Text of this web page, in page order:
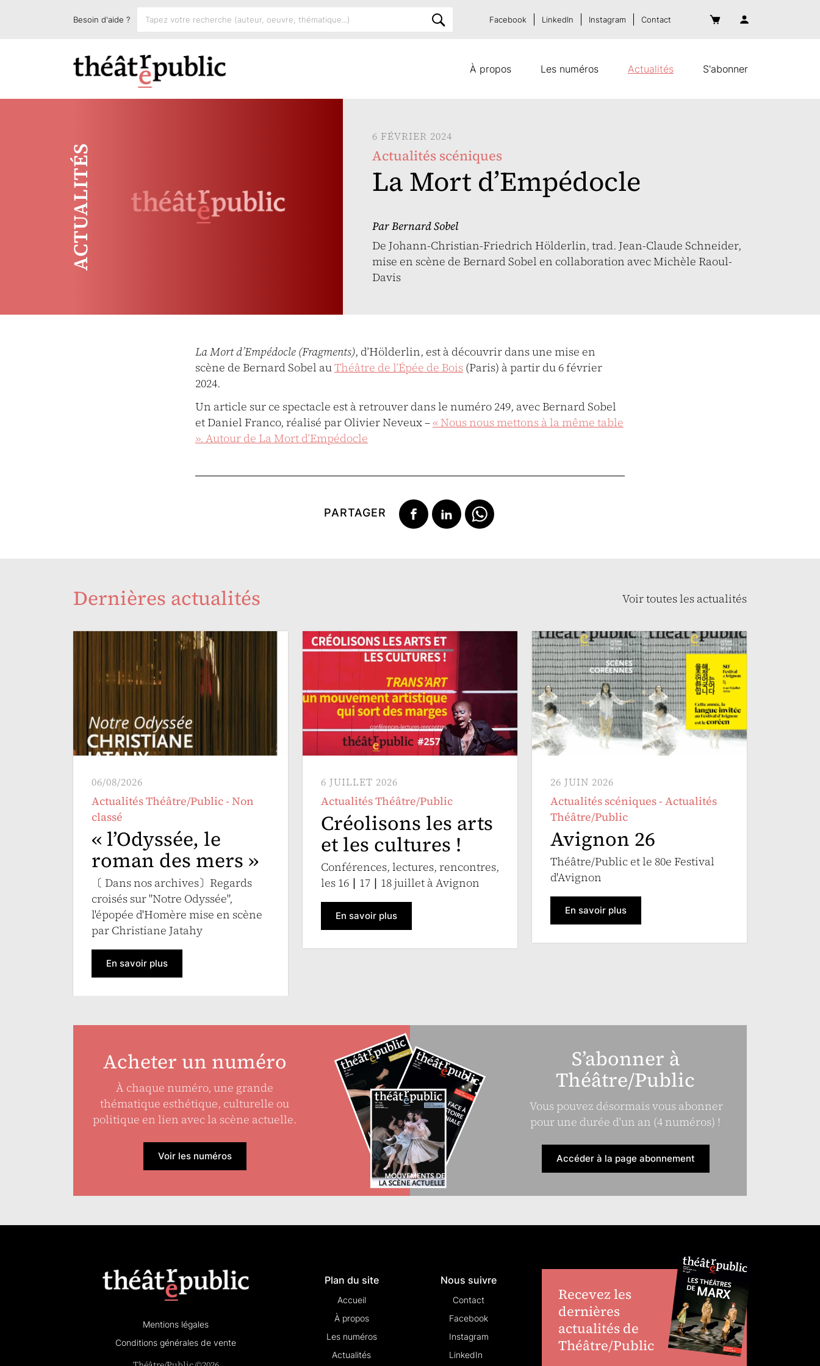
À propos Les numéros Actualités S'abonner
Besoin d'aide ? Facebook LinkedIn Instagram Contact
ACTUALITÉS
6 FÉVRIER 2024
Actualités scéniques
La Mort d’Empédocle
Par Bernard Sobel
De Johann-Christian-Friedrich Hölderlin, trad. Jean-Claude Schneider,
mise en scène de Bernard Sobel en collaboration avec Michèle Raoul-
Davis
La Mort d’Empédocle (Fragments), d’Hölderlin, est à découvrir dans une mise en
scène de Bernard Sobel auThéâtre de l’Épée de Bois (Paris) à partir du 6 février
2024.
Un article sur ce spectacle est à retrouver dans le numéro 249, avec Bernard Sobel
et Daniel Franco, réalisé par Olivier Neveux –« Nous nous mettons à la même table
». Autour de La Mort d’Empédocle
PARTAGER
Dernières actualités Voir toutes les actualités
06/08/2026
Actualités Théâtre/Public - Non
classé
« l’Odyssée, le
roman des mers »
〔 Dans nos archives〕Regards
croisés sur "Notre Odyssée",
l'épopée d'Homère mise en scène
par Christiane Jatahy
En savoir plus
6 JUILLET 2026
Actualités Théâtre/Public
Créolisons les arts
et les cultures !
Conférences, lectures, rencontres,
les 16 ∣ 17 ∣ 18 juillet à Avignon
En savoir plus
26 JUIN 2026
Actualités scéniques - Actualités
Théâtre/Public
Avignon 26
Théâtre/Public et le 80e Festival
d'Avignon
En savoir plus
Acheter un numéro
À chaque numéro, une grande
thématique esthétique, culturelle ou
politique en lien avec la scène actuelle.
Voir les numéros
S’abonner à
Théâtre/Public
Vous pouvez désormais vous abonner
pour une durée d’un an (4 numéros) !
Accéder à la page abonnement
Mentions légales
Conditions générales de vente
Plan du site
Accueil
À propos
Les numéros
Actualités
Nous suivre
Contact
Facebook
Instagram
LinkedIn
Recevez les
dernières
actualités de
Théâtre/Public